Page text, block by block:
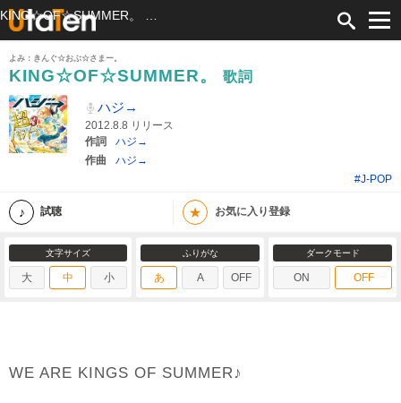
よみ：きんぐ☆おぶ☆さまー。
KING☆OF☆SUMMER。
歌詞
ハジ→
2012.8.8 リリース
作詞
ハジ→
作曲
ハジ→
#J-POP
試聴 ★ お気に入り登録
文字サイズ
大 中 小
ふりがな
あ A OFF
ダークモード
ON OFF
WE ARE KINGS OF SUMMER♪